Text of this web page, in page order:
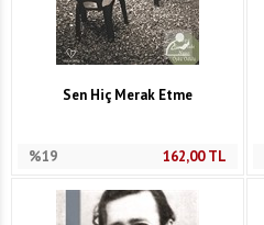
Sen Hiç Merak Etme
%19 162,00TL